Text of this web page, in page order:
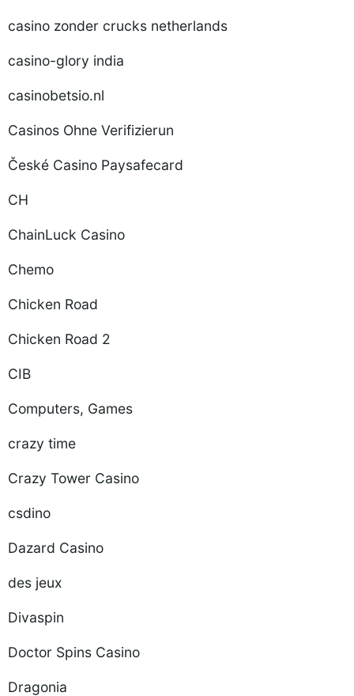
casino zonder crucks netherlands
casino-glory india
casinobetsio.nl
Casinos Ohne Verifizierun
České Casino Paysafecard
CH
ChainLuck Casino
Chemo
Chicken Road
Chicken Road 2
CIB
Computers, Games
crazy time
Crazy Tower Сasino
csdino
Dazard Casino
des jeux
Divaspin
Doctor Spins Casino
Dragonia